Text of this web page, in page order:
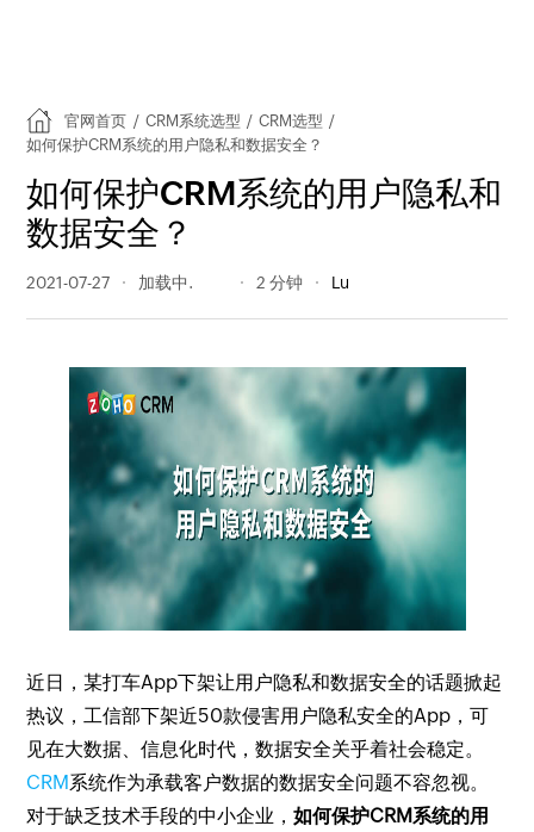
官网首页 / CRM系统选型 / CRM选型 /
如何保护CRM系统的用户隐私和数据安全？
如何保护CRM系统的用户隐私和
数据安全？
2021-07-27 1037 阅读量 2 分钟 Lu
近日，某打车App下架让用户隐私和数据安全的话题掀起
热议，工信部下架近50款侵害用户隐私安全的App，可
见在大数据、信息化时代，数据安全关乎着社会稳定。
CRM系统作为承载客户数据的数据安全问题不容忽视。
对于缺乏技术手段的中小企业，如何保护CRM系统的用